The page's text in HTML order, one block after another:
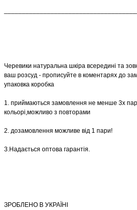
Черевики натуральна шкіра всередині та
ваш розсуд - прописуйте в коментарях до
упаковка коробка
1. приймаються замовлення не менше 3х
кольорі,можливо з повторами
2. дозамовлення можливе від 1 пари!
3.Надається оптова гарантія.
ЗРОБЛЕНО В УКРАЇНІ